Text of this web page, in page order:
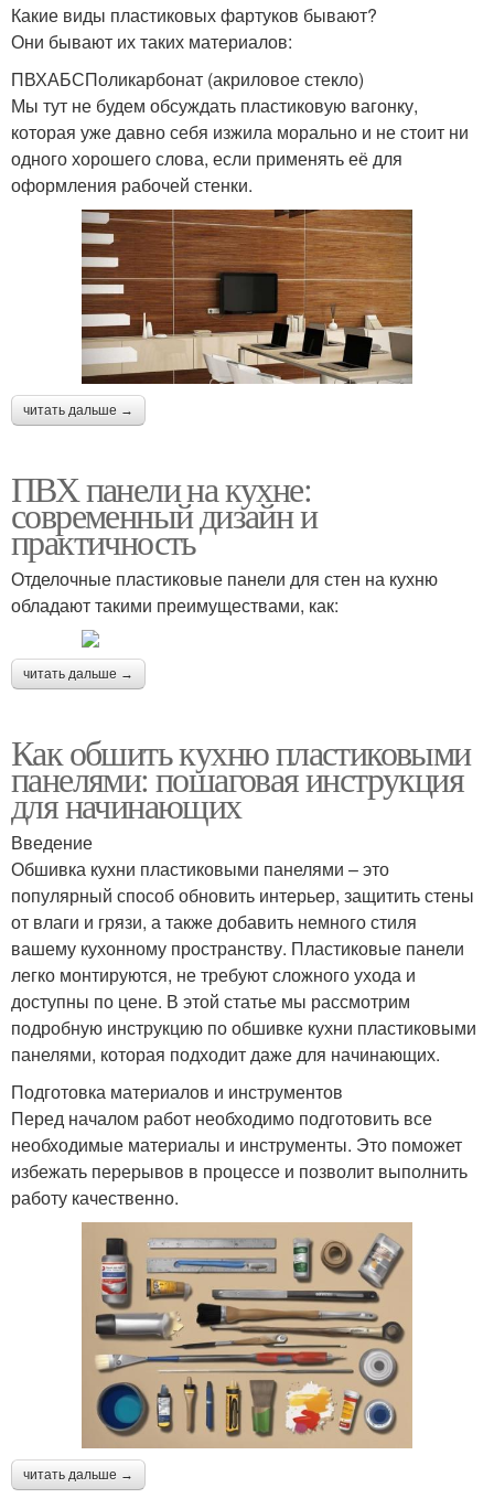
Какие виды пластиковых фартуков бывают?
Они бывают их таких материалов:
ПВХАБСПоликарбонат (акриловое стекло)
Мы тут не будем обсуждать пластиковую вагонку,
которая уже давно себя изжила морально и не стоит ни
одного хорошего слова, если применять её для
оформления рабочей стенки.
читать дальше →
ПВХ панели на кухне:
современный дизайн и
практичность
Отделочные пластиковые панели для стен на кухню
обладают такими преимуществами, как:
читать дальше →
Как обшить кухню пластиковыми
панелями: пошаговая инструкция
для начинающих
Введение
Обшивка кухни пластиковыми панелями – это
популярный способ обновить интерьер, защитить стены
от влаги и грязи, а также добавить немного стиля
вашему кухонному пространству. Пластиковые панели
легко монтируются, не требуют сложного ухода и
доступны по цене. В этой статье мы рассмотрим
подробную инструкцию по обшивке кухни пластиковыми
панелями, которая подходит даже для начинающих.
Подготовка материалов и инструментов
Перед началом работ необходимо подготовить все
необходимые материалы и инструменты. Это поможет
избежать перерывов в процессе и позволит выполнить
работу качественно.
читать дальше →